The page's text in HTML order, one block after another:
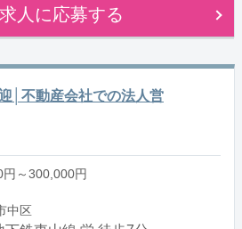
人に応募する
│不動産会社での法人営
円～300,000円
中区